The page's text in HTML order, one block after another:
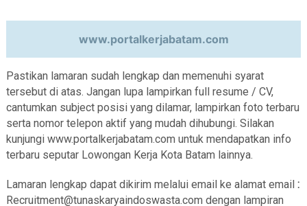
www.portalkerjabatam.com
Pastikan lamaran sudah lengkap dan memenuhi syarat
tersebut di atas. Jangan lupa lampirkan full resume / CV,
cantumkan subject posisi yang dilamar, lampirkan foto terbaru
serta nomor telepon aktif yang mudah dihubungi. Silakan
kunjungi www.portalkerjabatam.com untuk mendapatkan info
terbaru seputar Lowongan Kerja Kota Batam lainnya.
Lamaran lengkap dapat dikirim melalui email ke alamat email :
Recruitment@tunaskaryaindoswasta.com dengan lampiran